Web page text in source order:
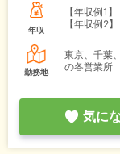
年収
【年収例1】
【年収例2】
勤務地
東京、千葉
の各営業所
気に